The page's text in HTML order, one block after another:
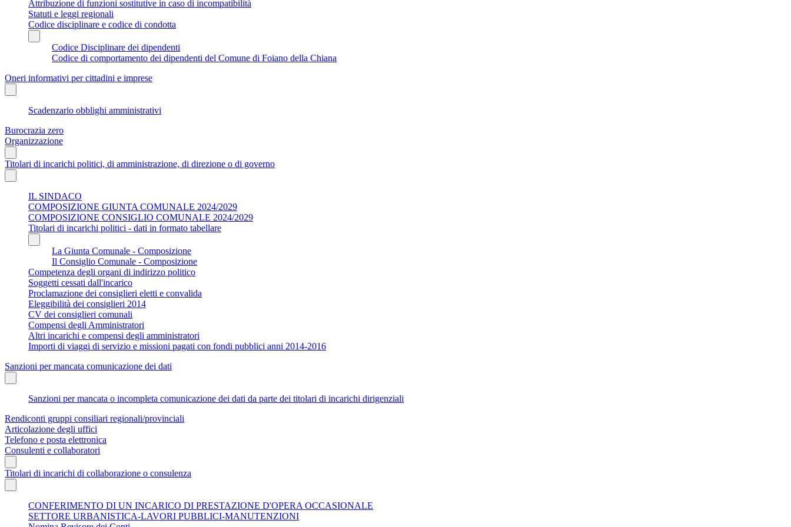
Attribuzione di funzioni sostitutive in caso di incompatibilità
Statuti e leggi regionali
Codice disciplinare e codice di condotta
Codice Disciplinare dei dipendenti
Codice di comportamento dei dipendenti del Comune di Foiano della Chiana
Oneri informativi per cittadini e imprese
Scadenzario obblighi amministrativi
Burocrazia zero
Organizzazione
Titolari di incarichi politici, di amministrazione, di direzione o di governo
IL SINDACO
COMPOSIZIONE GIUNTA COMUNALE 2024/2029
COMPOSIZIONE CONSIGLIO COMUNALE 2024/2029
Titolari di incarichi politici - dati in formato tabellare
La Giunta Comunale - Composizione
Il Consiglio Comunale - Composizione
Competenza degli organi di indirizzo politico
Soggetti cessati dall'incarico
Proclamazione dei consiglieri eletti e convalida
Eleggibilità dei consiglieri 2014
CV dei consiglieri comunali
Compensi degli Amministratori
Altri incarichi e compensi degli amministratori
Importi di viaggi di servizio e missioni pagati con fondi pubblici anni 2014-2016
Sanzioni per mancata comunicazione dei dati
Sanzioni per mancata o incompleta comunicazione dei dati da parte dei titolari di incarichi dirigenziali
Rendiconti gruppi consiliari regionali/provinciali
Articolazione degli uffici
Telefono e posta elettronica
Consulenti e collaboratori
Titolari di incarichi di collaborazione o consulenza
CONFERIMENTO DI UN INCARICO DI PRESTAZIONE D'OPERA OCCASIONALE
SETTORE URBANISTICA-LAVORI PUBBLICI-MANUTENZIONI